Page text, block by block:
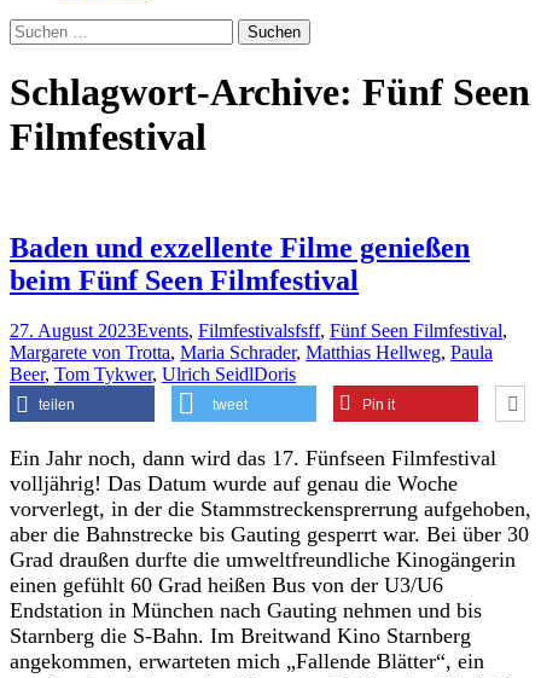
Suchen
nach:
Schlagwort-Archive: Fünf Seen
Filmfestival
Baden und exzellente Filme genießen
beim Fünf Seen Filmfestival
27. August 2023Events, Filmfestivalsfsff, Fünf Seen Filmfestival,
Margarete von Trotta, Maria Schrader, Matthias Hellweg, Paula
Beer, Tom Tykwer, Ulrich SeidlDoris
teilen tweet Pin it
Ein Jahr noch, dann wird das 17. Fünfseen Filmfestival
volljährig! Das Datum wurde auf genau die Woche
vorverlegt, in der die Stammstreckensprerrung aufgehoben,
aber die Bahnstrecke bis Gauting gesperrt war. Bei über 30
Grad draußen durfte die umweltfreundliche Kinogängerin
einen gefühlt 60 Grad heißen Bus von der U3/U6
Endstation in München nach Gauting nehmen und bis
Starnberg die S-Bahn. Im Breitwand Kino Starnberg
angekommen, erwarteten mich „Fallende Blätter“, ein